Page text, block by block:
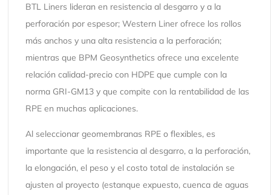
BTL Liners lideran en resistencia al desgarro y a la
perforación por espesor; Western Liner ofrece los rollos
más anchos y una alta resistencia a la perforación;
mientras que BPM Geosynthetics ofrece una excelente
relación calidad-precio con HDPE que cumple con la
norma GRI-GM13 y que compite con la rentabilidad de las
RPE en muchas aplicaciones.
Al seleccionar geomembranas RPE o flexibles, es
importante que la resistencia al desgarro, a la perforación,
la elongación, el peso y el costo total de instalación se
ajusten al proyecto (estanque expuesto, cuenca de aguas